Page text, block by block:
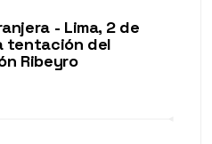
- Lima, 2 de
tentación del
Ribeyro